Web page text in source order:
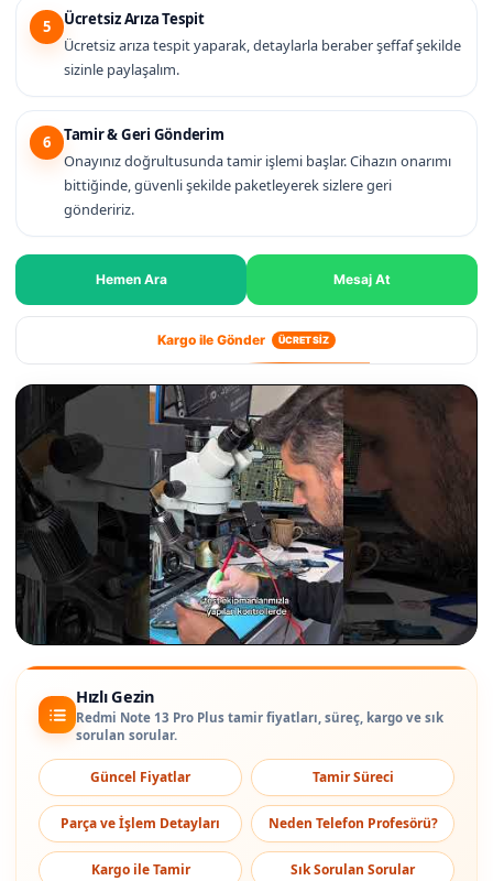
5
Ücretsiz Arıza Tespit
Ücretsiz arıza tespit yaparak, detaylarla beraber şeffaf şekilde
sizinle paylaşalım.
6
Tamir & Geri Gönderim
Onayınız doğrultusunda tamir işlemi başlar. Cihazın onarımı
bittiğinde, güvenli şekilde paketleyerek sizlere geri
göndeririz.
Hemen Ara Mesaj At
Kargo ile Gönder ÜCRETSİZ
Hızlı Gezin
Redmi Note 13 Pro Plus tamir fiyatları, süreç, kargo ve sık
sorulan sorular.
Güncel Fiyatlar Tamir Süreci
Parça ve İşlem Detayları Neden Telefon Profesörü?
Kargo ile Tamir Sık Sorulan Sorular